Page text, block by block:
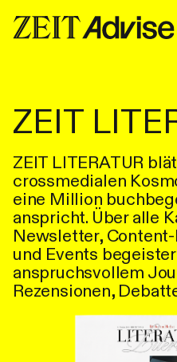
ZEIT
ZEIT LITERATUR
crossmedialen
eine Million
anspricht. Über alle
Newsletter,
und Events
anspruchsvollem
Rezensionen,